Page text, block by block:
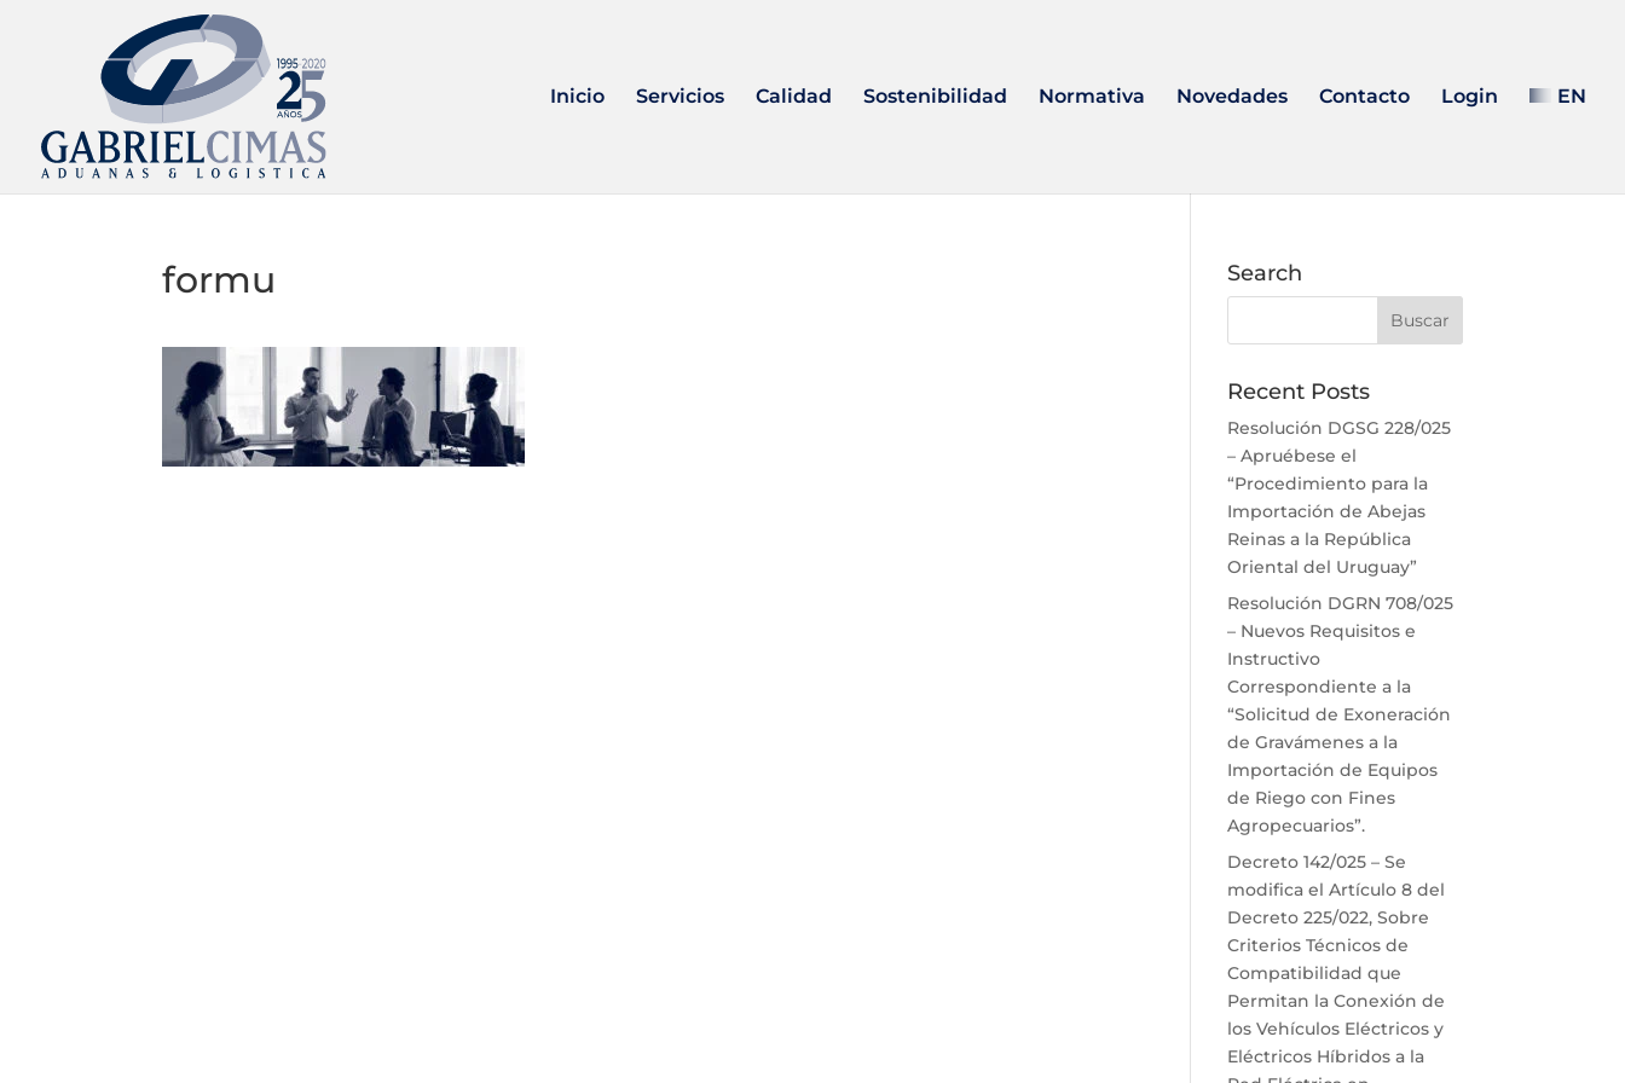
Inicio Servicios Calidad Sostenibilidad Normativa Novedades Contacto Login EN
formu Search
Recent Posts
Resolución DGSG 228/025
– Apruébese el
“Procedimiento para la
Importación de Abejas
Reinas a la República
Oriental del Uruguay”
Resolución DGRN 708/025
– Nuevos Requisitos e
Instructivo
Correspondiente a la
“Solicitud de Exoneración
de Gravámenes a la
Importación de Equipos
de Riego con Fines
Agropecuarios”.
Decreto 142/025 – Se
modifica el Artículo 8 del
Decreto 225/022, Sobre
Criterios Técnicos de
Compatibilidad que
Permitan la Conexión de
los Vehículos Eléctricos y
Eléctricos Híbridos a la